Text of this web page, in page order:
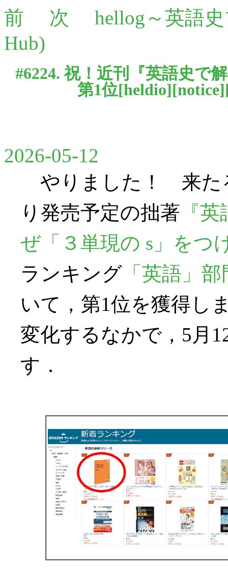
前 次
hellog～英語
Hub)
#6224. 祝！近刊『英語史で
第1位[heldio][notice
2026-05-12
やりました！ 来た
り発売予定の拙著 『
ぜ「３単現の s」をつ
ランキング 「英語」部
いて，第1位を獲得し
変化するなかで，5月
す．